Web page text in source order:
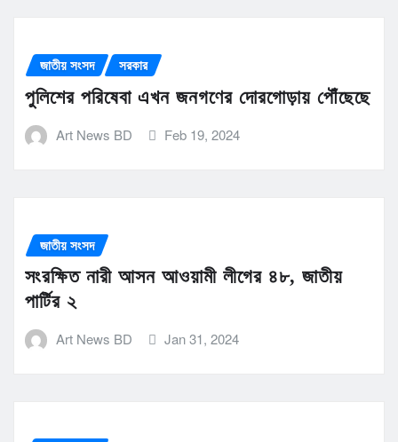
জাতীয় সংসদ সরকার
পুলিশের পরিষেবা এখন জনগণের দোরগোড়ায় পৌঁছেছে
Art News BD Feb 19, 2024
জাতীয় সংসদ
সংরক্ষিত নারী আসন আওয়ামী লীগের ৪৮, জাতীয়
পার্টির ২
Art News BD Jan 31, 2024